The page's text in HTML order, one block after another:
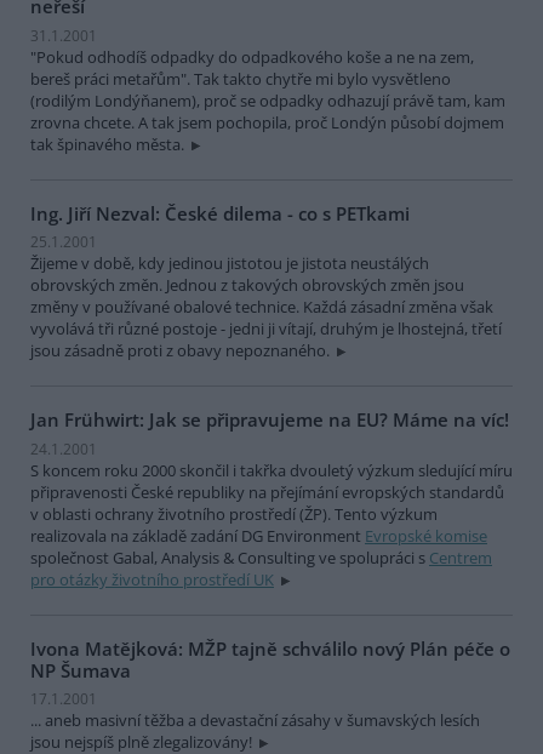
neřeší
31.1.2001
"Pokud odhodíš odpadky do odpadkového koše a ne na zem,
bereš práci metařům". Tak takto chytře mi bylo vysvětleno
(rodilým Londýňanem), proč se odpadky odhazují právě tam, kam
zrovna chcete. A tak jsem pochopila, proč Londýn působí dojmem
tak špinavého města.
Ing. Jiří Nezval: České dilema - co s PETkami
25.1.2001
Žijeme v době, kdy jedinou jistotou je jistota neustálých
obrovských změn. Jednou z takových obrovských změn jsou
změny v používané obalové technice. Každá zásadní změna však
vyvolává tři různé postoje - jedni ji vítají, druhým je lhostejná, třetí
jsou zásadně proti z obavy nepoznaného.
Jan Frühwirt: Jak se připravujeme na EU? Máme na víc!
24.1.2001
S koncem roku 2000 skončil i takřka dvouletý výzkum sledující míru
připravenosti České republiky na přejímání evropských standardů
v oblasti ochrany životního prostředí (ŽP). Tento výzkum
realizovala na základě zadání DG Environment Evropské komise
společnost Gabal, Analysis & Consulting ve spolupráci s Centrem
pro otázky životního prostředí UK
Ivona Matějková: MŽP tajně schválilo nový Plán péče o
NP Šumava
17.1.2001
... aneb masivní těžba a devastační zásahy v šumavských lesích
jsou nejspíš plně zlegalizovány!